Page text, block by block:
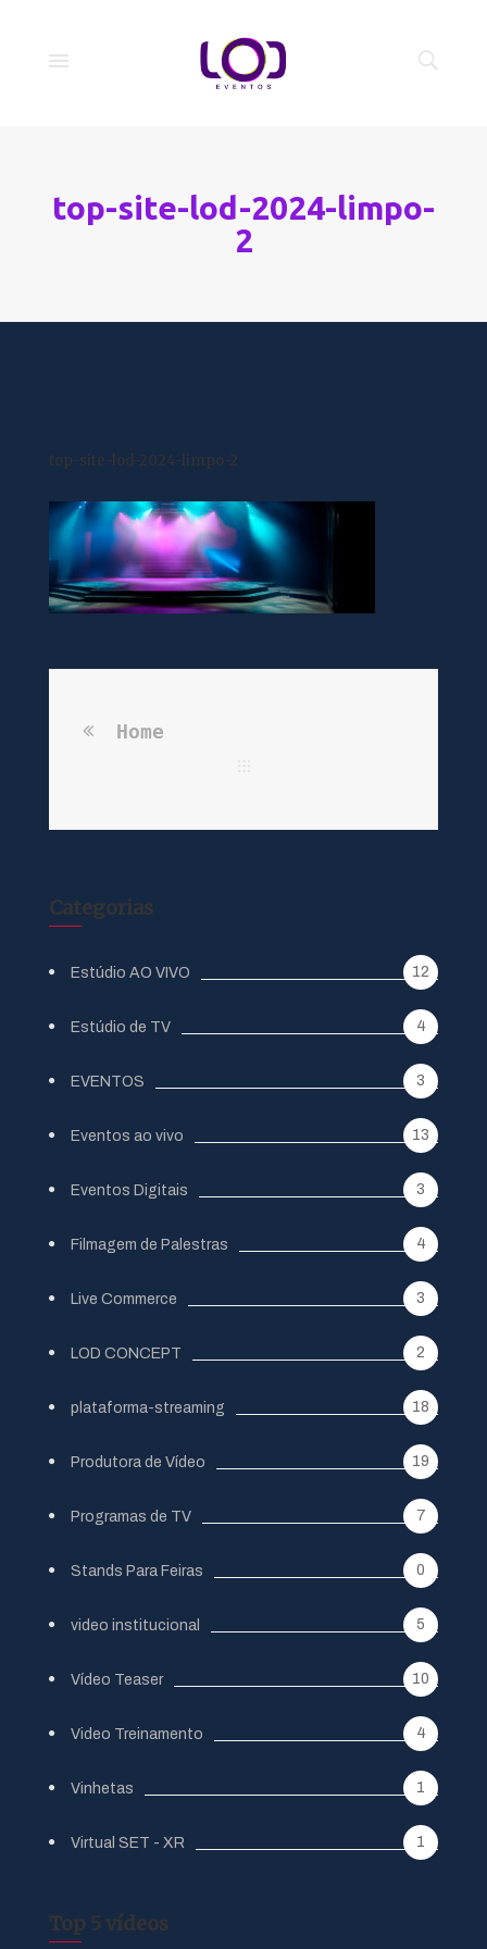
top-site-lod-2024-limpo-
2
top-site-lod-2024-limpo-2
Home
Categorias
Estúdio AO VIVO 12
Estúdio de TV 4
EVENTOS 3
Eventos ao vivo 13
Eventos Digitais 3
Filmagem de Palestras 4
Live Commerce 3
LOD CONCEPT 2
plataforma-streaming 18
Produtora de Vídeo 19
Programas de TV 7
Stands Para Feiras 0
video institucional 5
Vídeo Teaser 10
Video Treinamento 4
Vinhetas 1
Virtual SET - XR 1
Top 5 vídeos